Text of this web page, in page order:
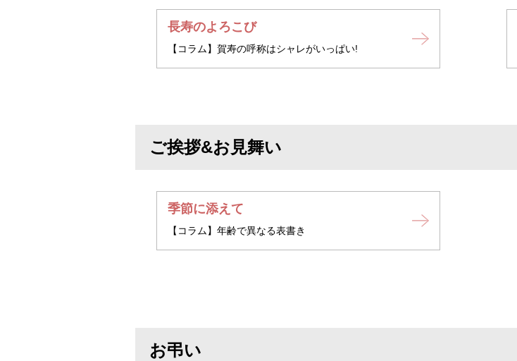
長寿のよろこび
【コラム】賀寿の呼称はシャレがいっぱい!
ご挨拶&お見舞い
季節に添えて
【コラム】年齢で異なる表書き
お弔い